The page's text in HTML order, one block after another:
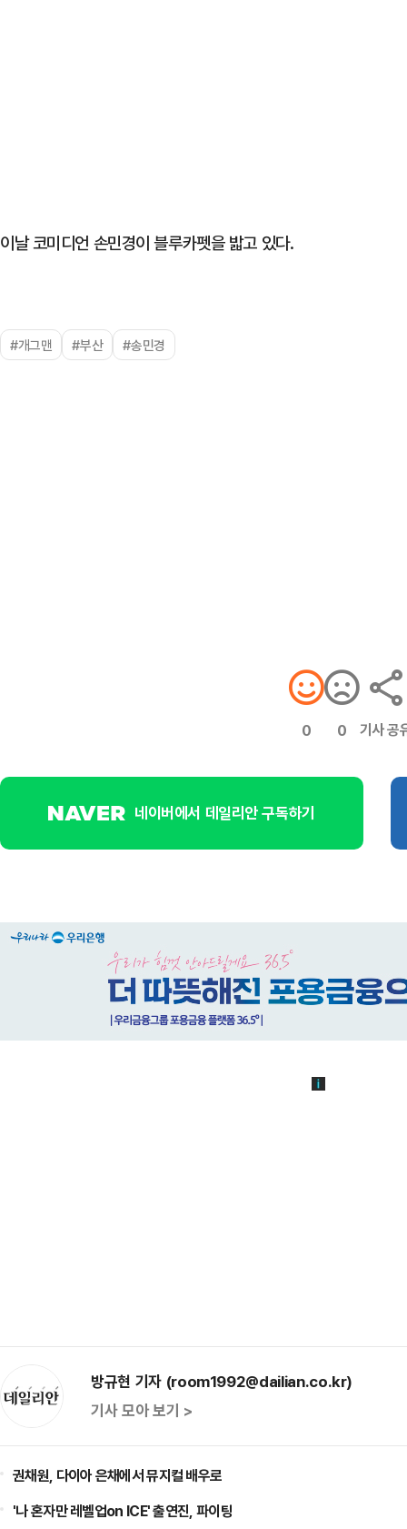
이날 코미디언 손민경이 블루카펫을 밟고 있다.
#개그맨 #부산 #송민경
0 0 기사 공
네이버에서 데일리안 구독하기
방규현 기자 (room1992@dailian.co.kr)
기사 모아 보기 >
권채원, 다이아 은채에서 뮤지컬 배우로
'나 혼자만 레벨업on ICE' 출연진, 파이팅